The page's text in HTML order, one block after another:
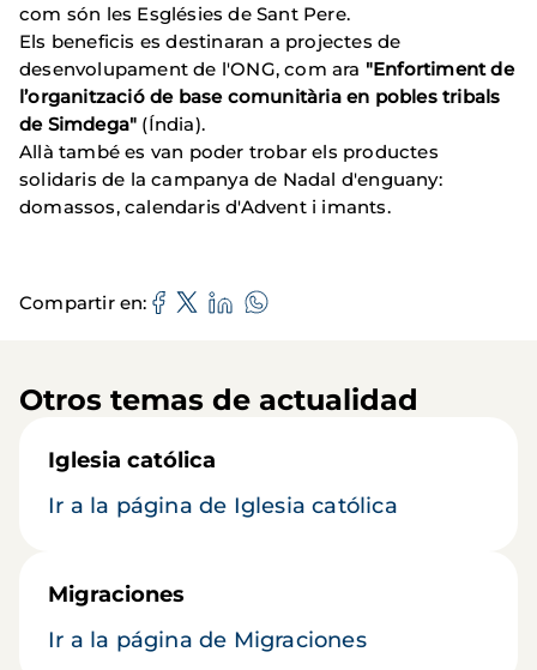
com són les Esglésies de Sant Pere.
Els beneficis es destinaran a projectes de
desenvolupament de l'ONG, com ara "Enfortiment de
l’organització de base comunitària en pobles tribals
de Simdega" (Índia).
Allà també es van poder trobar els productes
solidaris de la campanya de Nadal d'enguany:
domassos, calendaris d'Advent i imants.
Compartir en
Otros temas de actualidad
Iglesia católica
Ir a la página de Iglesia católica
Migraciones
Ir a la página de Migraciones